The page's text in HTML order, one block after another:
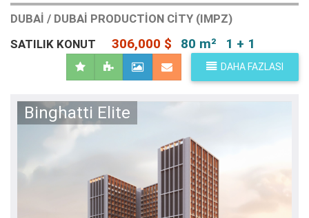
DUBAI / DUBAI PRODUCTION CITY (IMPZ)
SATILIK KONUT
306,000 $ 80 m² 1 + 1
DAHA FAZLASI
Binghatti Elite